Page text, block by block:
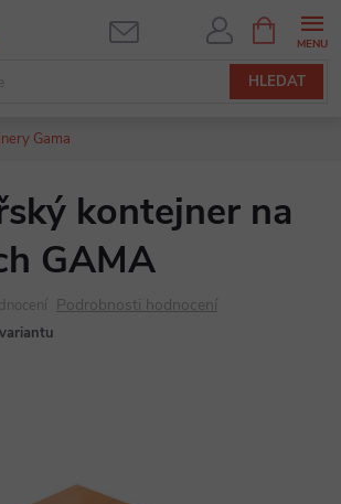
HLEDAT
NÁKUPNÍ
KOŠÍK
Gama
kontejner na
GAMA
Podrobnosti hodnocení